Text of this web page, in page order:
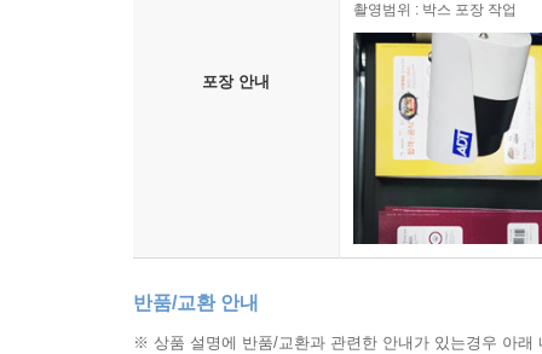
포장 안내
촬영범위 : 박스 포장 작업
반품/교환 안내
※ 상품 설명에 반품/교환과 관련한 안내가 있는경우 아